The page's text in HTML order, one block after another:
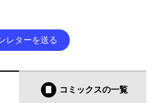
レターを送る
コミックスの一覧